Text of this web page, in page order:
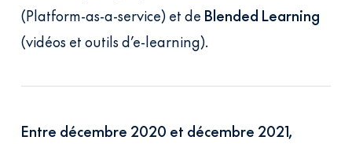
(Platform-as-a-service) et de Blended Learning
(vidéos et outils d’e-learning).
Entre décembre 2020 et décembre 2021,